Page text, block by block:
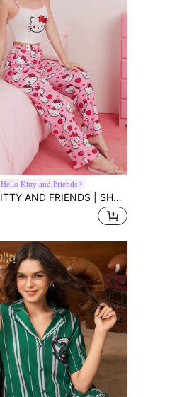
Hello Kitty and Friends
HELLO KITTY AND FRIENDS | SHEIN Damen süßer Cartoon Katze Schleife Muster weiße Träger Top & rosa Hose Pyjama Set, Y2K, süß, täglich, Zuhause, Lässig, Sommer